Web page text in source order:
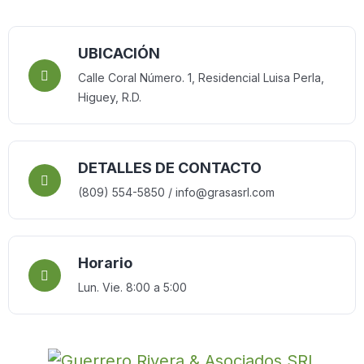
UBICACIÓN
Calle Coral Número. 1, Residencial Luisa Perla,
Higuey, R.D.
DETALLES DE CONTACTO
(809) 554-5850 / info@grasasrl.com
Horario
Lun. Vie. 8:00 a 5:00